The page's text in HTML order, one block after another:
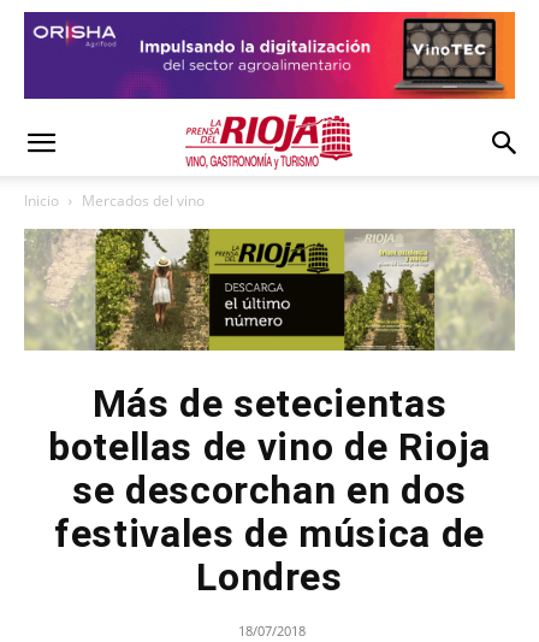
Inicio Mercados del vino
Más de setecientas
botellas de vino de Rioja
se descorchan en dos
festivales de música de
Londres
18/07/2018